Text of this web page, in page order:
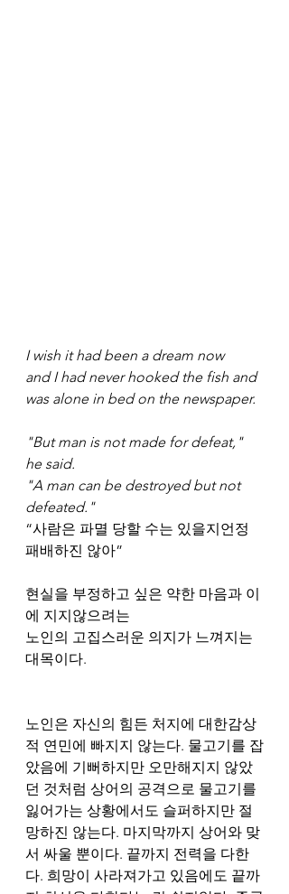
I wish it had been a dream now
and I had never hooked the fish and
was alone in bed on the newspaper.
"But man is not made for defeat,"
he said.
"A man can be destroyed but not
defeated."
“사람은 파멸 당할 수는 있을지언정
패배하진 않아”
현실을 부정하고 싶은 약한 마음과 이
에 지지않으려는
노인의 고집스러운 의지가 느껴지는
대목이다. ​​
노인은 자신의 힘든 처지에 대한감상
적 연민에 빠지지 않는다. 물고기를 잡
았음에 기뻐하지만 오만해지지 않았
던 것처럼 상어의 공격으로 물고기를
잃어가는 상황에서도 슬퍼하지만 절
망하진 않는다. 마지막까지 상어와 맞
서 싸울 뿐이다. 끝까지 전력을 다한
다. 희망이 사라져가고 있음에도 끝까